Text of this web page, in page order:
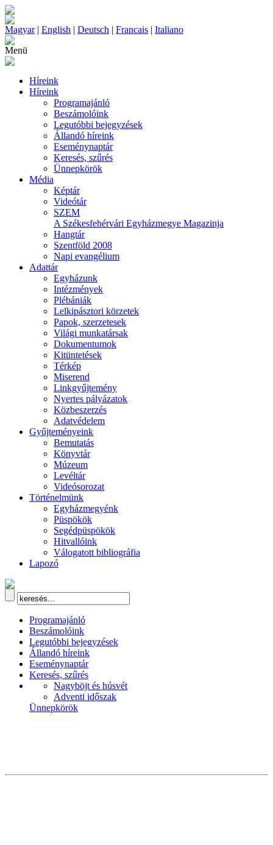
Magyar| English | Deutsch | Francais | Italiano
Menü
Híreink
Híreink
Programajánló
Beszámolóink
Legutóbbi bejegyzések
Állandó híreink
Eseménynaptár
Keresés, szűrés
Ünnepkörök
Média
Képtár
Videótár
SZEM
A Székesfehérvári Egyházmegye Magazinja
Hangtár
Szentföld 2008
Napi evangélium
Adattár
Egyházunk
Intézmények
Plébániák
Lelkipásztori körzetek
Papok, szerzetesek
Világi munkatársak
Dokumentumok
Kitüntetések
Térkép
Miserend
Linkgyűjtemény
Nyertes pályázatok
Közbeszerzés
Adatvédelem
Gyűjteményeink
Bemutatás
Könyvtár
Múzeum
Levéltár
Videósorozat
Történelmünk
Egyházmegyénk
Püspökök
Segédpüspökök
Hitvallóink
Válogatott bibliográfia
Lapozó
Programajánló
Beszámolóink
Legutóbbi bejegyzések
Állandó híreink
Eseménynaptár
Keresés, szűrés
Nagyböjt és húsvét
Adventi időszak
Ünnepkörök